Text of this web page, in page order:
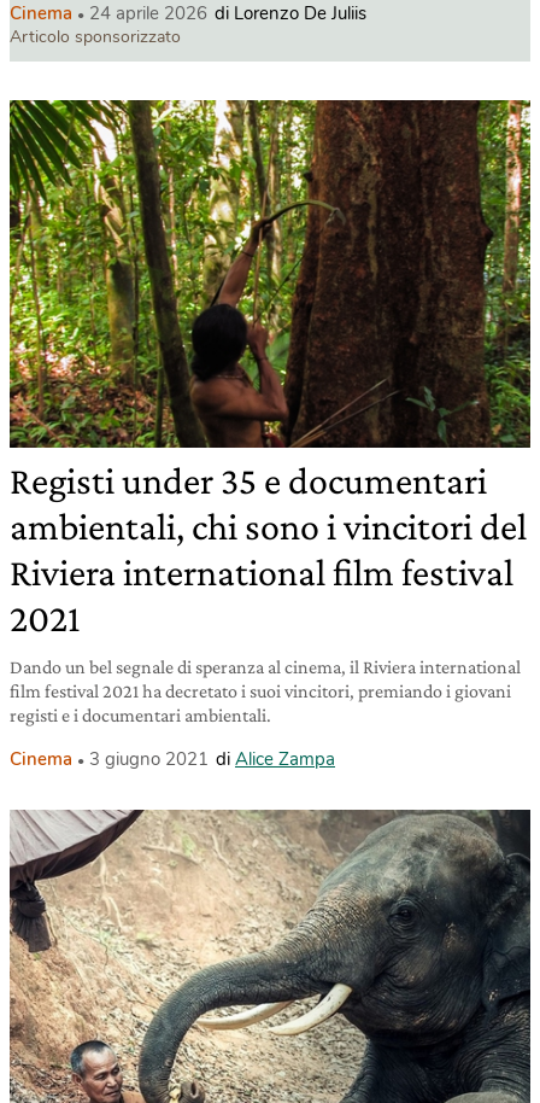
Cinema 24 aprile 2026 di Lorenzo De Juliis
Articolo sponsorizzato
Registi under 35 e documentari
ambientali, chi sono i vincitori del
Riviera international film festival
2021
Dando un bel segnale di speranza al cinema, il Riviera international
film festival 2021 ha decretato i suoi vincitori, premiando i giovani
registi e i documentari ambientali.
Cinema 3 giugno 2021 di Alice Zampa